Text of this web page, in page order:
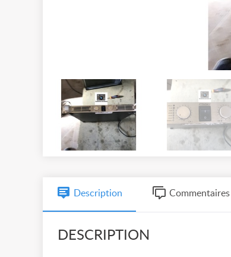
Description Commentaires
DESCRIPTION